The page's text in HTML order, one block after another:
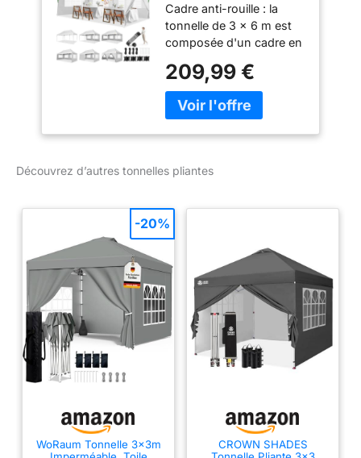
Stabil, Partyzelt
Faltbar Anti-UV 50+
Pop Up
Gartenpavillon mit 6
Seitenwänden, 4
Sandsäcke, Tasche
mit Rollen, für
Hochzeiten Partys
Cadre anti-rouille : la
tonnelle de 3 x 6 m est
composée d'un cadre en
recouverte d'un
revêtement en poudre
pour éviter la rouille, la
209,99 €
Découvrez d’autres tonnelles pliantes
WoRaum Tonnelle 3x3m
-20%
CROWN SHADES